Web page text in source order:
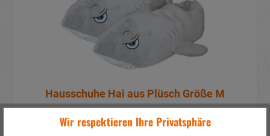
Hausschuhe Hai aus Plüsch Größe M
Artikelnummer:33031
Wir respektieren Ihre Privatsphäre